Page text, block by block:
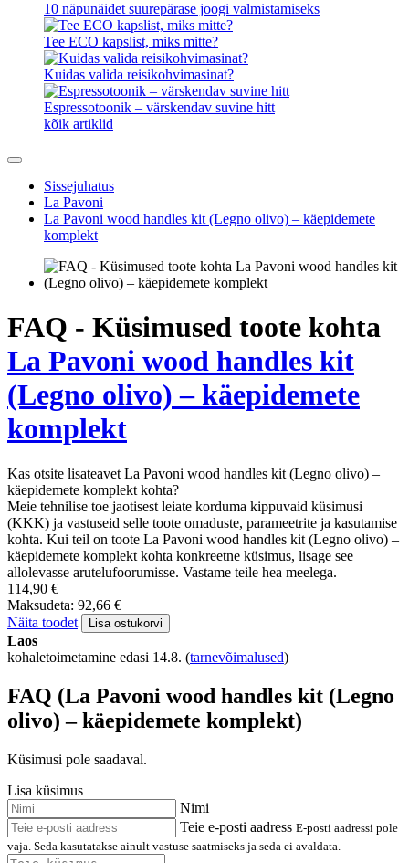
10 näpunäidet suurepärase joogi valmistamiseks
Tee ECO kapslist, miks mitte?
Kuidas valida reisikohvimasinat?
Espressotoonik – värskendav suvine hitt
kõik artiklid
Sissejuhatus
La Pavoni
La Pavoni wood handles kit (Legno olivo) – käepidemete
komplekt
FAQ - Küsimused toote kohta
La Pavoni wood handles kit
(Legno olivo) – käepidemete
komplekt
Kas otsite lisateavet La Pavoni wood handles kit (Legno olivo) –
käepidemete komplekt kohta?
Meie tehnilise toe jaotisest leiate korduma kippuvaid küsimusi
(KKK) ja vastuseid selle toote omaduste, parameetrite ja kasutamise
kohta. Kui teil on toote La Pavoni wood handles kit (Legno olivo) –
käepidemete komplekt kohta konkreetne küsimus, lisage see
allolevasse arutelufoorumisse. Vastame teile hea meelega.
114,90 €
Maksudeta: 92,66 €
Näita toodet
Lisa ostukorvi
Laos
kohaletoimetamine edasi 14.8. (tarnevõimalused)
FAQ (La Pavoni wood handles kit (Legno
olivo) – käepidemete komplekt)
Küsimusi pole saadaval.
Lisa küsimus
Nimi
Teie e-posti aadress E-posti aadressi pole
vaja. Seda kasutatakse ainult vastuse saatmiseks ja seda ei avaldata.